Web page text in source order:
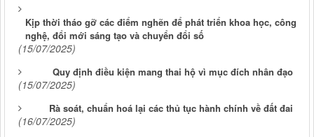
Kịp thời tháo gỡ các điểm nghẽn để phát triển khoa học, công
nghệ, đổi mới sáng tạo và chuyển đổi số
(15/07/2025)
Quy định điều kiện mang thai hộ vì mục đích nhân đạo
(15/07/2025)
Rà soát, chuẩn hoá lại các thủ tục hành chính về đất đai
(16/07/2025)